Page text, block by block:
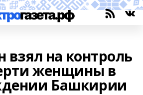
взял на контроль
женщины в
Башкирии